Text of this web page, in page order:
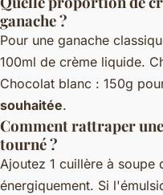
ganache ?
Pour une ganache
100ml de crème liquide.
Chocolat blanc : 150g
souhaitée.
Comment rattraper
tourné ?
Ajoutez 1 cuillère à soupe
énergiquement. Si